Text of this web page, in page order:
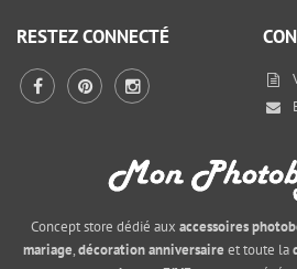
RESTEZ CONNECTÉ
Concept store dédié aux accessoires
mariage,décoration anniversaire et toute la